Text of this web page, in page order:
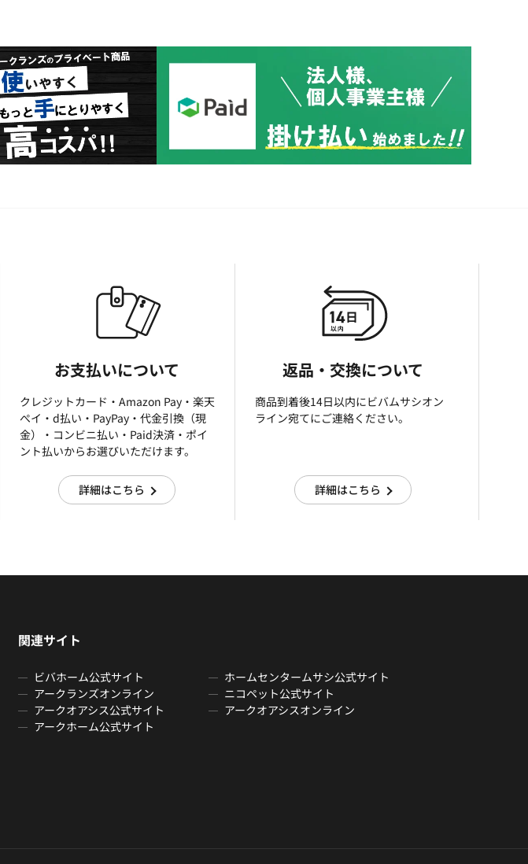
お支払いについて
クレジットカード・Amazon Pay・楽天
ぺイ・d払い・PayPay・代金引換（現
金）・コンビニ払い・Paid決済・ポイ
ント払いからお選びいただけます。
詳細はこちら
返品・交換について
商品到着後14日以内にビバムサシオン
ライン宛てにご連絡ください。
詳細はこちら
関連サイト
ビバホーム公式サイト
ホームセンタームサシ公式サイト
アークランズオンライン
ニコペット公式サイト
アークオアシス公式サイト
アークオアシスオンライン
アークホーム公式サイト